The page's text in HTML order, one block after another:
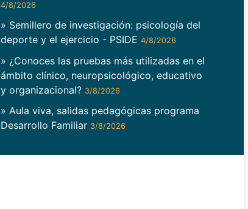
4/8/2026
» Semillero de investigación: psicología del
deporte y el ejercicio - PSIDE 4/8/2026
» ¿Conoces las pruebas más utilizadas en el
ámbito clínico, neuropsicológico, educativo
y organizacional? 3/8/2026
» Aula viva, salidas pedagógicas programa
Desarrollo Familiar 3/8/2026